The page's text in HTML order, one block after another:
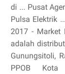
di ... Pusat
Pulsa Elektrik
2017 - Market
adalah
Gunungsitoli,
PPOB Kota